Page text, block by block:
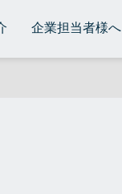
企業担当者様へ